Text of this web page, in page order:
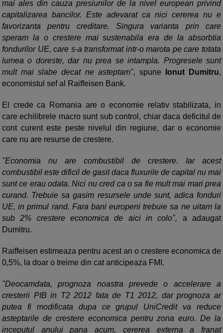
mai ales din cauza presiunilor de la nivel european privind
capitalizarea bancilor. Este adevarat ca nici cererea nu e
favorizanta pentru creditare. Singura varianta prin care
speram la o crestere mai sustenabila era de la absorbtia
fondurilor UE, care s-a transformat intr-o marota pe care totata
lumea o doreste, dar nu prea se intampla. Progresele sunt
mult mai slabe decat ne asteptam", spune Ionut Dumitru,
economistul sef al Raiffeisen Bank.
El crede ca Romania are o economie relativ stabilizata, in
care echilibrele macro sunt sub control, chiar daca deficitul de
cont curent este peste nivelul din regiune, dar o economie
care nu are resurse de crestere.
"Economia nu are combustibil de crestere. Iar acest
combustibil este dificil de gasit daca fluxurile de capital nu mai
sunt ce erau odata. Nici nu cred ca o sa fie mult mai mari prea
curand. Trebuie sa gasim resursele unde sunt, adica fonduri
UE, in primul rand. Fara bani europeni trebuie sa ne uitam la
sub 2% crestere economica de aici in colo", a adaugat
Dumitru.
Raiffeisen estimeaza pentru acest an o crestere economica de
0,5%, la doar o treime din cat anticipeaza FMI.
"Deocamdata, prognoza noastra prevede o accelerare a
cresterii PIB in T2 2012 fata de T1 2012, dar prognoza ar
putea fi modificata dupa ce grupul UniCredit va reduce
asteptarile de crestere economica pentru zona euro. De la
inceputul anului pana acum, cererea externa a franat